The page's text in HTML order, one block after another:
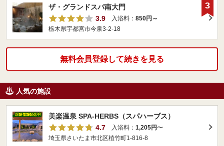
ザ・グランドスパ南大門
3.9
入浴料： 850円～
栃木県宇都宮市今泉3-2-18
3
無料会員登録して続きを見る
人気の施設
美楽温泉 SPA-HERBS（スパハーブス）
4.7
入浴料： 1,205円〜
埼玉県さいたま市北区植竹町1-816-8